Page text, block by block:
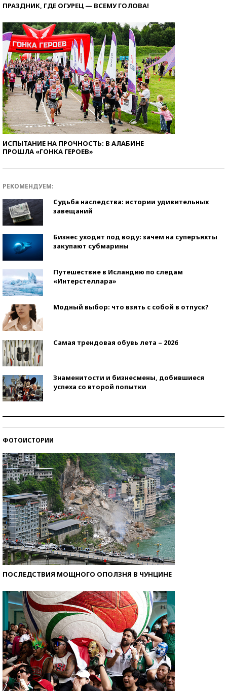
ПРАЗДНИК, ГДЕ ОГУРЕЦ — ВСЕМУ ГОЛОВА!
ИСПЫТАНИЕ НА ПРОЧНОСТЬ: В АЛАБИНЕ
ПРОШЛА «ГОНКА ГЕРОЕВ»
РЕКОМЕНДУЕМ:
Судьба наследства: истории удивительных
завещаний
Бизнес уходит под воду: зачем на суперъяхты
закупают субмарины
Путешествие в Исландию по следам
«Интерстеллара»
Модный выбор: что взять с собой в отпуск?
Самая трендовая обувь лета – 2026
Знаменитости и бизнесмены, добившиеся
успеха со второй попытки
ФОТОИСТОРИИ
ПОСЛЕДСТВИЯ МОЩНОГО ОПОЛЗНЯ В ЧУНЦИНЕ